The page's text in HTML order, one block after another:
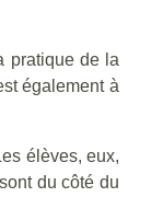
pratique de la
également à
élèves, eux,
du côté du